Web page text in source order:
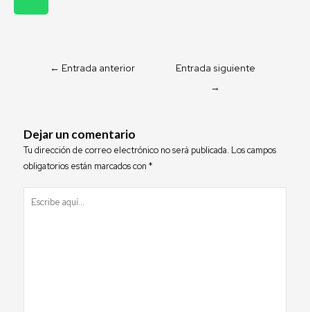
a
← Entrada anterior
Entrada siguiente
→
Dejar un comentario
Tu dirección de correo electrónico no será publicada. Los campos
obligatorios están marcados con*